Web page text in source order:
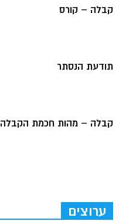
קבלה – קורס
תודעת הנסתר
קבלה – מהות חכמת הקבלה
ערוצים